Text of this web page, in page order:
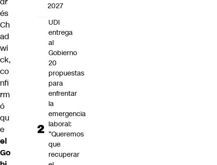
és
Ch
ad
wi
ck,
co
nfi
rm
ó
qu
e
el
Go
2027
UDI
entrega
al
Gobierno
20
propuestas
para
enfrentar
la
emergencia
laboral:
“Queremos
que
recuperar